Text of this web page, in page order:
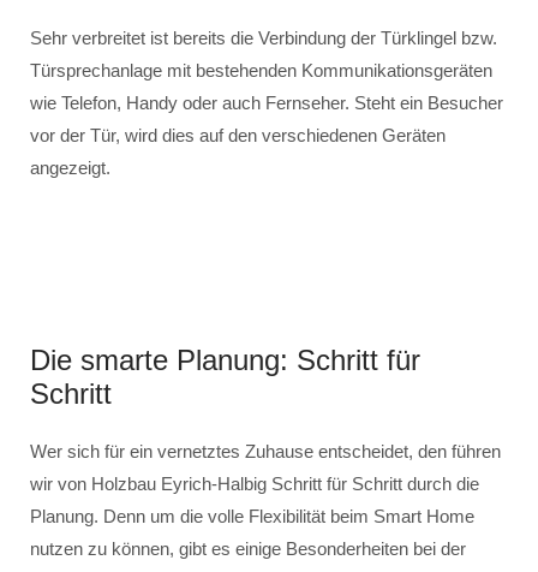
Sehr verbreitet ist bereits die Verbindung der Türklingel bzw.
Türsprechanlage mit bestehenden Kommunikationsgeräten
wie Telefon, Handy oder auch Fernseher. Steht ein Besucher
vor der Tür, wird dies auf den verschiedenen Geräten
angezeigt.
Die smarte Planung: Schritt für
Schritt
Wer sich für ein vernetztes Zuhause entscheidet, den führen
wir von Holzbau Eyrich-Halbig Schritt für Schritt durch die
Planung. Denn um die volle Flexibilität beim Smart Home
nutzen zu können, gibt es einige Besonderheiten bei der